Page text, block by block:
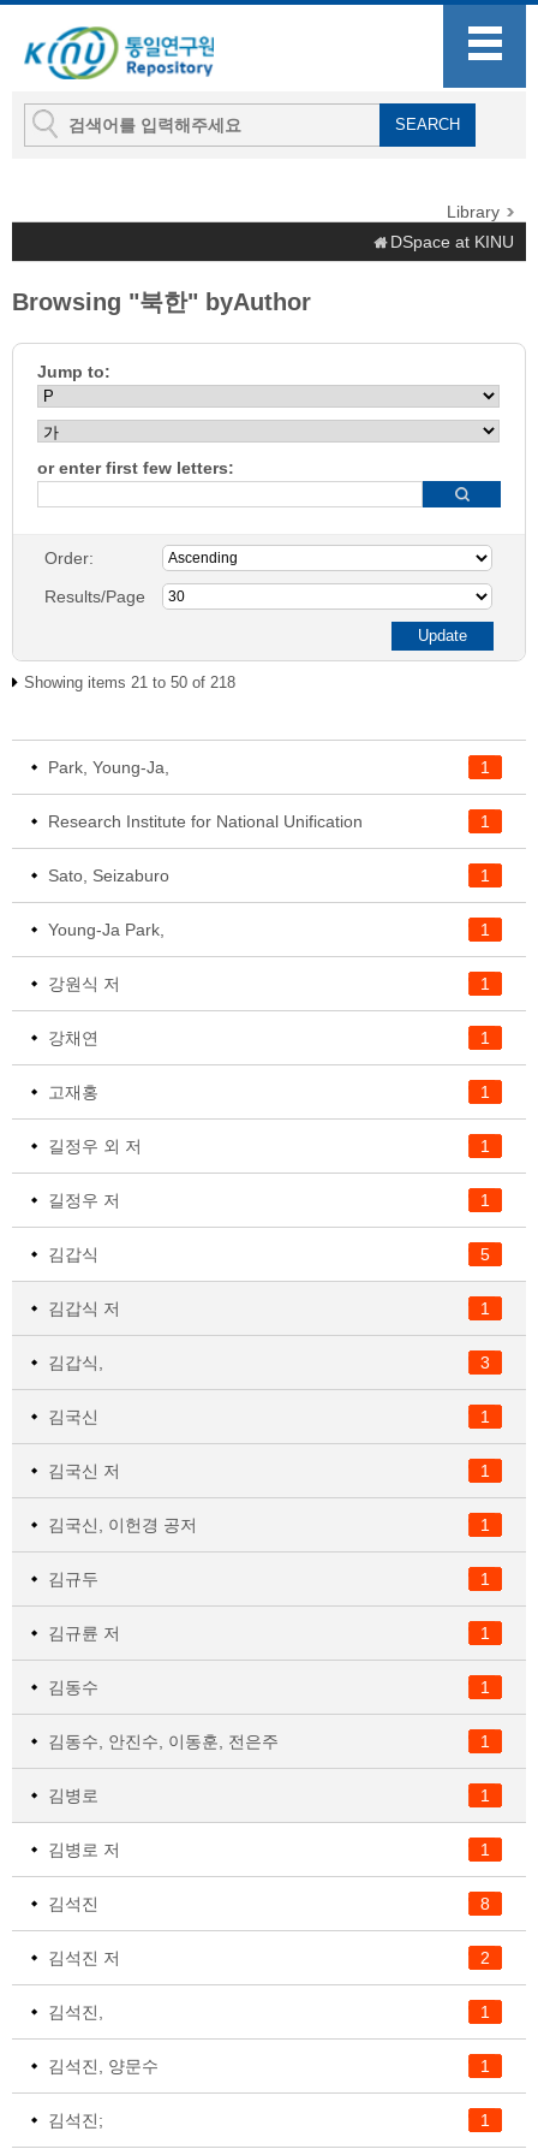
Library
DSpace at KINU
Browsing "북한" byAuthor
Jump to:
or enter first few letters:
Order:
Results/Page
Showing items 21 to 50 of 218
1
Park, Young-Ja,
1
Research Institute for National Unification
1
Sato, Seizaburo
1
Young-Ja Park,
1
강원식 저
1
강채연
1
고재홍
1
길정우 외 저
1
길정우 저
5
김갑식
1
김갑식 저
3
김갑식,
1
김국신
1
김국신 저
1
김국신, 이헌경 공저
1
김규두
1
김규륜 저
1
김동수
1
김동수, 안진수, 이동훈, 전은주
1
김병로
1
김병로 저
8
김석진
2
김석진 저
1
김석진,
1
김석진, 양문수
1
김석진;